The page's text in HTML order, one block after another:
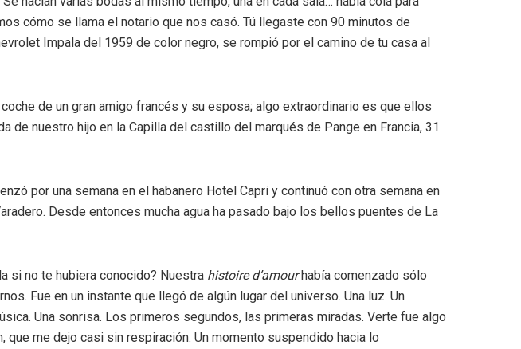
cómo se llama el notario que nos casó. Tú llegaste con 90 minutos de
Impala del 1959 de color negro, se rompió por el camino de tu casa al
de un gran amigo francés y su esposa; algo extraordinario es que ellos
de nuestro hijo en la Capilla del castillo del marqués de Pange en Francia, 31
por una semana en el habanero Hotel Capri y continuó con otra semana en
Desde entonces mucha agua ha pasado bajo los bellos puentes de La
si no te hubiera conocido? Nuestra histoire d’amourhabía comenzado sólo
Fue en un instante que llegó de algún lugar del universo. Una luz. Un
Una sonrisa. Los primeros segundos, las primeras miradas. Verte fue algo
que me dejo casi sin respiración. Un momento suspendido hacia lo